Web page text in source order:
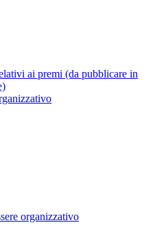
ai premi (da pubblicare in
organizzativo